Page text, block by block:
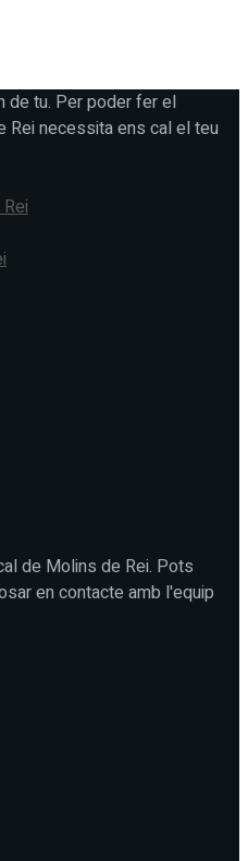
de tu. Per poder fer el
necessita ens cal el teu
de Molins de Rei. Pots
en contacte amb l'equip